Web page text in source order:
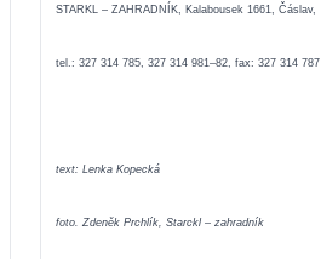
STARKL – ZAHRADNÍK, Kalabousek 1661, Čáslav,
tel.: 327 314 785, 327 314 981–82, fax: 327 314 787
text: Lenka Kopecká
foto. Zdeněk Prchlík, Starckl – zahradník